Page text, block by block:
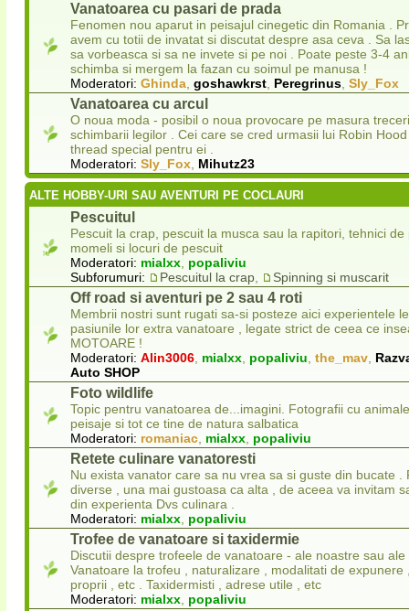
Vanatoarea cu pasari de prada
Fenomen nou aparut in peisajul cinegetic din Romania .
avem cu totii de invatat si discutat despre asa ceva . Sa
sa vorbeasca si sa ne invete si pe noi . Poate peste 3-4
schimba si mergem la fazan cu soimul pe manusa !
Moderatori: Ghinda, goshawkrst, Peregrinus, Sly_Fox
Vanatoarea cu arcul
O noua moda - posibil o noua provocare pe masura
schimbarii legilor . Cei care se cred urmasii lui Robin
thread special pentru ei .
Moderatori: Sly_Fox, Mihutz23
ALTE HOBBY-URI SAU AVENTURI PE COCLAURI
Pescuitul
Pescuit la crap, pescuit la musca sau la rapitori, tehnici de
momeli si locuri de pescuit
Moderatori: mialxx, popaliviu
Subforumuri:
Pescuitul la crap, Spinning si muscarit
Off road si aventuri pe 2 sau 4 roti
Membrii nostri sunt rugati sa-si posteze aici experientele
pasiunile lor extra vanatoare , legate strict de ceea ce
MOTOARE !
Moderatori: Alin3006, mialxx, popaliviu, the_mav,
Auto SHOP
Foto wildlife
Topic pentru vanatoarea de...imagini. Fotografii cu
peisaje si tot ce tine de natura salbatica
Moderatori: romaniac, mialxx, popaliviu
Retete culinare vanatoresti
Nu exista vanator care sa nu vrea sa si guste din bucate .
diverse , una mai gustoasa ca alta , de aceea va invitam
din experienta Dvs culinara .
Moderatori: mialxx, popaliviu
Trofee de vanatoare si taxidermie
Discutii despre trofeele de vanatoare - ale noastre sau ale
Vanatoare la trofeu , naturalizare , modalitati de expunere
proprii , etc . Taxidermisti , adrese utile , etc
Moderatori: mialxx, popaliviu